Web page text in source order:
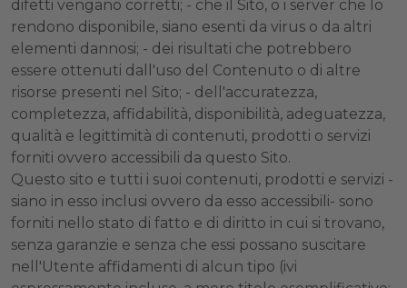
difetti vengano corretti; - che il Sito, o i server che lo
rendono disponibile, siano esenti da virus o da altri
elementi dannosi; - dei risultati che potrebbero
essere ottenuti dall'uso del Contenuto o di altre
risorse presenti nel Sito; - dell'accuratezza,
completezza, affidabilità, disponibilità, adeguatezza,
qualità e legittimità di contenuti, prodotti o servizi
forniti ovvero accessibili da questo Sito.
Questo sito e tutti i suoi contenuti, prodotti e servizi -
siano in esso inclusi ovvero da esso accessibili- sono
forniti nello stato di fatto e di diritto in cui si trovano,
senza garanzie e senza che essi possano suscitare
nell'Utente affidamenti di alcun tipo (ivi